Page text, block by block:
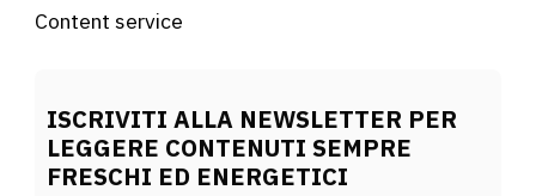
Content service
ISCRIVITI ALLA NEWSLETTER PER
LEGGERE CONTENUTI SEMPRE
FRESCHI ED ENERGETICI